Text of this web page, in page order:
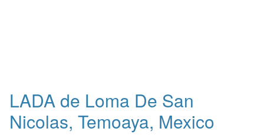
LADA de Loma De San
Nicolas, Temoaya, Mexico